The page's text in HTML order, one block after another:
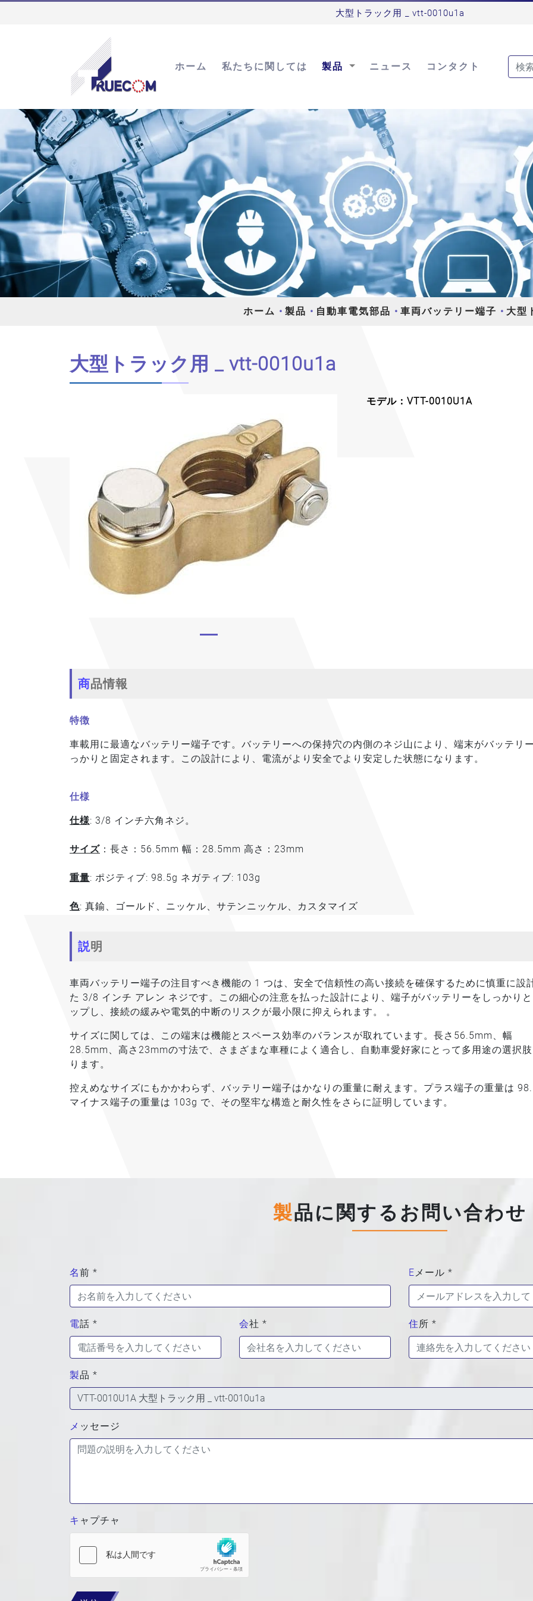
大型トラック用 _ vtt-0010u1a
ホーム 私たちに関しては 製品 ニュース コンタクト
ホーム 製品 自動車電気部品 車両バッテリー端子 大型
大型トラック用 _ vtt-0010u1a
Previous
モデル：VTT-0010U1A
商品情報
特徴
車載用に最適なバッテリー端子です。バッテリーへの保持穴の内側のネジ山により、端末がバッテリ
っかりと固定されます。この設計により、電流がより安全でより安定した状態になります。
仕様
仕様: 3/8 インチ六角ネジ。
サイズ ：長さ：56.5mm 幅：28.5mm 高さ：23mm
重量: ポジティブ: 98.5g ネガティブ: 103g
色: 真鍮、ゴールド、ニッケル、サテンニッケル、カスタマイズ
説明
車両バッテリー端子の注目すべき機能の 1 つは、安全で信頼性の高い接続を確保するために慎重に設
た 3/8 インチ アレン ネジです。この細心の注意を払った設計により、端子がバッテリーをしっかり
ップし、接続の緩みや電気的中断のリスクが最小限に抑えられます。 。
サイズに関しては、この端末は機能とスペース効率のバランスが取れています。長さ56.5mm、幅
28.5mm、高さ23mmの寸法で、さまざまな車種によく適合し、自動車愛好家にとって多用途の選択
ります。
控えめなサイズにもかかわらず、バッテリー端子はかなりの重量に耐えます。プラス端子の重量は
マイナス端子の重量は 103g で、その堅牢な構造と耐久性をさらに証明しています。
製品に関するお問い合わせ
名前 * Eメール *
電話 * 会社 * 住所 *
製品 *
メッセージ
キャプチャ